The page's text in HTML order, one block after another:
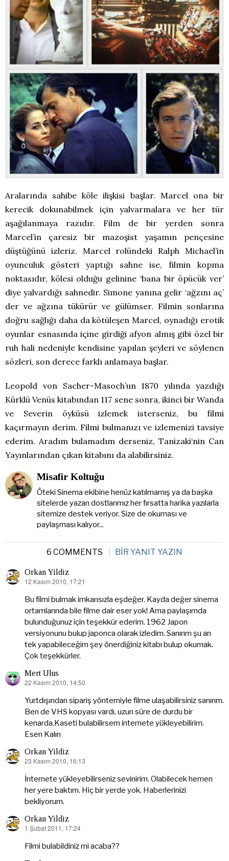
Aralarında sahibe köle ilişkisi başlar. Marcel ona bir
kerecik dokunabilmek için yalvarmalara ve her tür
aşağılanmaya razıdır. Film de bir yerden sonra
Marcel’in çaresiz bir mazoşist yaşamın pençesine
düştüğünü izleriz. Marcel rolündeki Ralph Michael’in
oyunculuk gösteri yaptığı sahne ise, filmin kopma
noktasıdır, kölesi olduğu gelinine ‘bana bir öpücük ver’
diye yalvardığı sahnedir. Simone yanına gelir ‘ağzını aç’
der ve ağzına tükürür ve gülümser. Filmin sonlarına
doğru sağlığı daha da kötüleşen Marcel, oynadığı erotik
oyunlar esnasında içine girdiği afyon almış gibi özel bir
ruh hali nedeniyle kendisine yapılan şeyleri ve söylenen
sözleri, son derece farklı anlamaya başlar.
Leopold von Sacher-Masoch’un 1870 yılında yazdığı
Kürklü Venüs kitabından 117 sene sonra, ikinci bir Wanda
ve Severin öyküsü izlemek isterseniz, bu filmi
kaçırmayın derim. Filmi bulmanızı ve izlemenizi tavsiye
ederim. Aradım bulamadım derseniz, Tanizaki‘nin Can
Yayınlarından çıkan kitabını da alabilirsiniz.
Misafir Koltuğu
Öteki Sinema ekibine henüz katılmamış ya da başka
sitelerde yazan dostlarımız her fırsatta harika yazılarla
sitemize destek veriyor. Size de okuması ve
paylaşması kalıyor...
6 COMMENTS BIR YANIT YAZIN
Orkan Yildiz
dedi
12 Kasım 2010, 17:21
Bu filmi bulmak imkansızla eşdeğer. Kayda değer sinema
ortamlarında bile filme dair eser yok! Ama paylaşımda
bulunduğunuz için teşekkür ederim. 1962 Japon
versiyonunu bulup japonca olarak izledim. Sanırım şu an
tek yapabileceğim şey önerdiğiniz kitabı bulup okumak.
Çok teşekkürler.
Mert Ulus
dedi
22 Kasım 2010, 14:50
Yurtdışından sipariş yöntemiyle filme ulaşabilirsiniz sanırım.
Ben de VHS kopyası vardı, uzun süre de durdu bir
kenarda.Kaseti bulabilirsem internete yükleyebilirim.
Esen Kalın
Orkan Yildiz
dedi
ki:
23 Kasım 2010, 16:13
İnternete yükleyebilirseniz sevinirim. Olabilecek hemen
her yere baktım. Hiç bir yerde yok. Haberlerinizi
bekliyorum.
Orkan Yildiz
dedi
1 Şubat 2011, 17:24
Filmi bulabildiniz mi acaba??